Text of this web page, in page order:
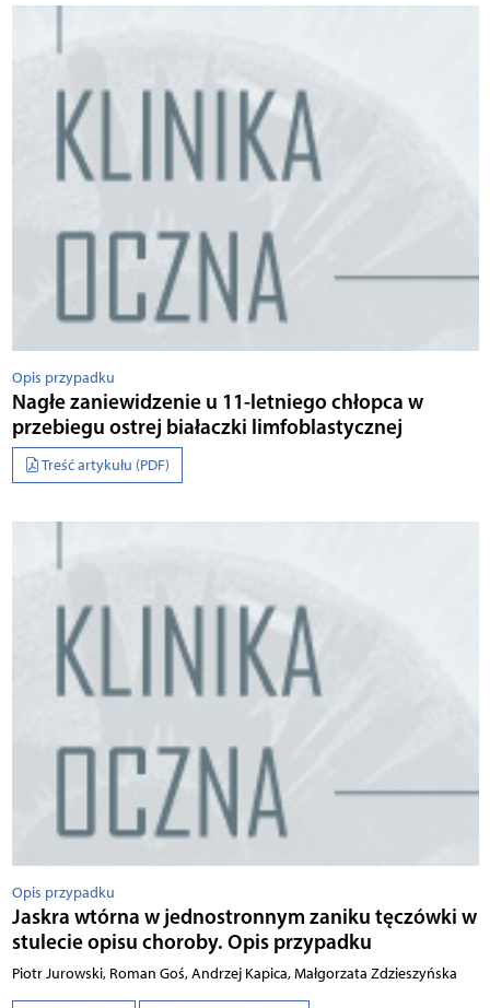
Opis przypadku
Nagłe zaniewidzenie u 11-letniego chłopca w
przebiegu ostrej białaczki limfoblastycznej
Treść artykułu (PDF)
Opis przypadku
Jaskra wtórna w jednostronnym zaniku tęczówki w
stulecie opisu choroby. Opis przypadku
Piotr Jurowski, Roman Goś, Andrzej Kapica, Małgorzata Zdzieszyńska